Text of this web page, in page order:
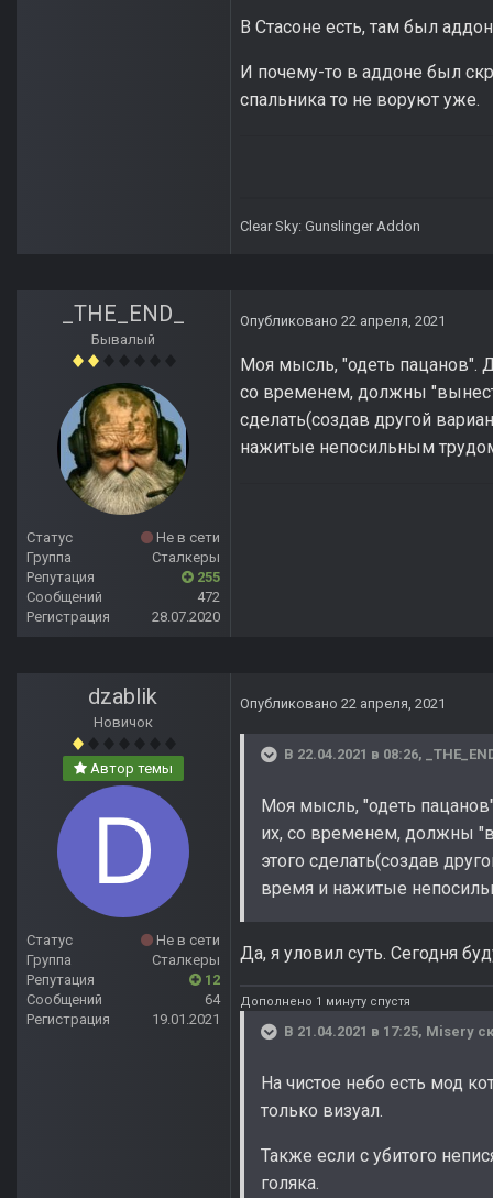
В Стасоне есть, там был
И почему-то в аддоне был
спальника то не воруют уже.
Clear Sky: Gunslinger Addon
_THE_END_
Бывалый
Статус
Не в сети
Группа
Сталкеры
Репутация
255
Сообщений
472
Регистрация
28.07.2020
Опубликовано 22 апреля, 2021
Моя мысль, "одеть пацанов".
со временем, должны
сделать(создав другой
нажитые непосильным
dzablik
Новичок
Автор темы
Статус
Не в сети
Группа
Сталкеры
Репутация
12
Сообщений
64
Регистрация
19.01.2021
Опубликовано 22 апреля, 2021
В 22.04.2021 в 08:26,
Моя мысль, "одеть
их, со временем, должны
этого сделать(создав
время и нажитые
Да, я уловил суть. Сегодня
Дополнено 1 минуту спустя
В 21.04.2021 в 17:25, Misery
На чистое небо есть мод
только визуал.
Также если с убитого
голяка.